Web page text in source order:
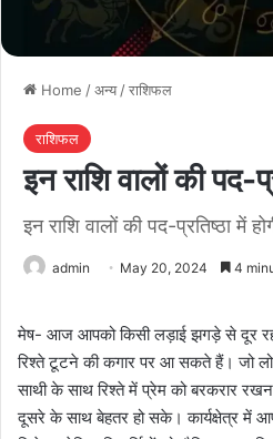
Home /अन्य /राशिफल
राशिफल
इन राशि वालों की पद-
इन राशि वालों की पद-प्रतिष्ठा में
admin May 20, 2024 4
मेष- आज आपको किसी लड़ाई झगड़े से दूर
रिश्ते टूटने की कगार पर आ सकते हैं। जो
साथी के साथ रिश्ते में प्रेम को बरकरार
दूसरे के साथ बेहतर हो सके। कार्यक्षेत्र में